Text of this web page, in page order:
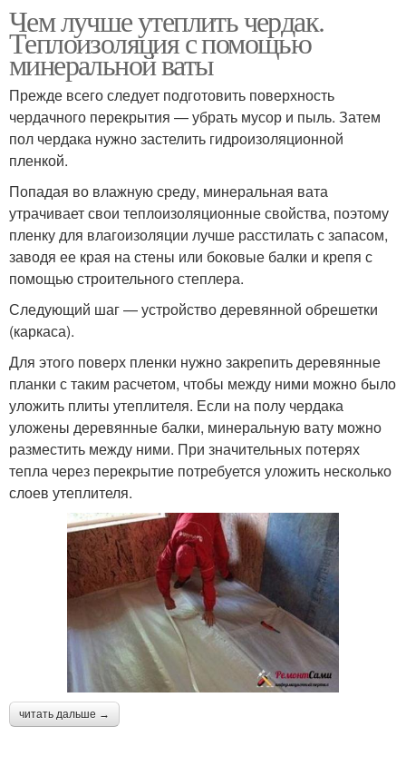
Чем лучше утеплить чердак.
Теплоизоляция с помощью
минеральной ваты
Прежде всего следует подготовить поверхность
чердачного перекрытия — убрать мусор и пыль. Затем
пол чердака нужно застелить гидроизоляционной
пленкой.
Попадая во влажную среду, минеральная вата
утрачивает свои теплоизоляционные свойства, поэтому
пленку для влагоизоляции лучше расстилать с запасом,
заводя ее края на стены или боковые балки и крепя с
помощью строительного степлера.
Следующий шаг — устройство деревянной обрешетки
(каркаса).
Для этого поверх пленки нужно закрепить деревянные
планки с таким расчетом, чтобы между ними можно было
уложить плиты утеплителя. Если на полу чердака
уложены деревянные балки, минеральную вату можно
разместить между ними. При значительных потерях
тепла через перекрытие потребуется уложить несколько
слоев утеплителя.
читать дальше →